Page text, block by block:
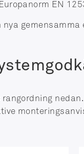
Europanorm EN